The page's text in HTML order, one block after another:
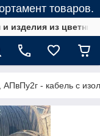
товаров.
изделия из
- кабель с